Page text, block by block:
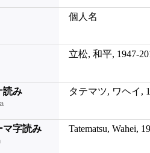
個人名
立松, 和平, 1947-
読み タテマツ, ワヘイ,
マ字読み Tatematsu, Wahei,